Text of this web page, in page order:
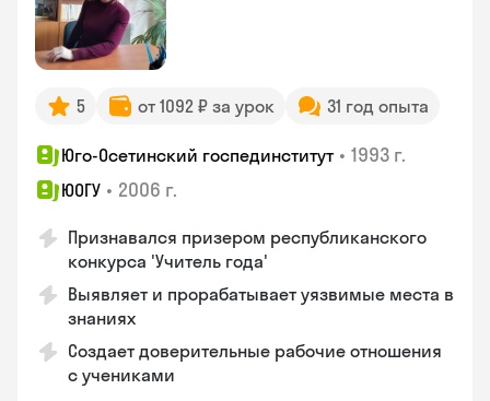
5 от 1092 ₽ за урок 31 год опыта
Юго-Осетинский госпединститут • 1993 г.
ЮОГУ • 2006 г.
Признавался призером республиканского
конкурса 'Учитель года'
Выявляет и прорабатывает уязвимые места в
знаниях
Создает доверительные рабочие отношения
с учениками